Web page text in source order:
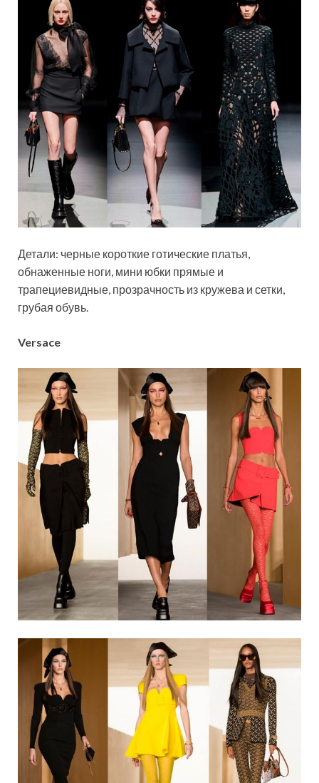
Детали: черные короткие готические платья,
обнаженные ноги, мини юбки прямые и
трапециевидные, прозрачность из кружева и сетки,
грубая обувь.
Versace